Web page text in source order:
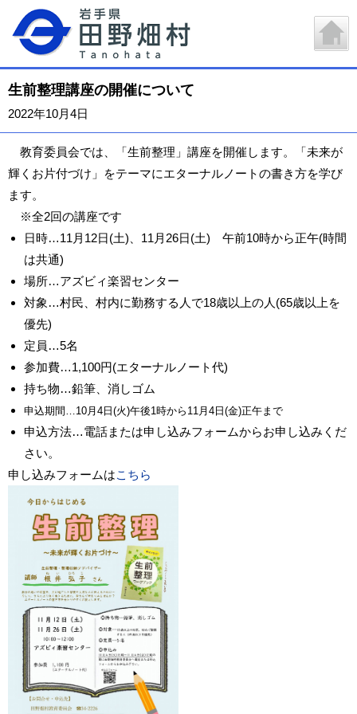
生前整理講座の開催について
2022年10月4日
教育委員会では、「生前整理」講座を開催します。「未来が
輝くお片付づけ」をテーマにエターナルノートの書き方を学び
ます。
※全2回の講座です
日時…11月12日(土)、11月26日(土) 午前10時から正午(時間
は共通)
場所…アズビィ楽習センター
対象…村民、村内に勤務する人で18歳以上の人(65歳以上を
優先)
定員…5名
参加費…1,100円(エターナルノート代)
持ち物…鉛筆、消しゴム
申込期間…10月4日(火)午後1時から11月4日(金)正午まで
申込方法…電話または申し込みフォームからお申し込みくだ
さい。
申し込みフォームはこちら